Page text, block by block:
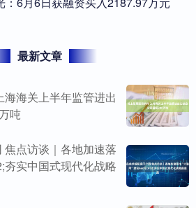
最新文章
海关上半年监管进出
吨
点访谈｜各地加速落
夯实中国式现代化战略